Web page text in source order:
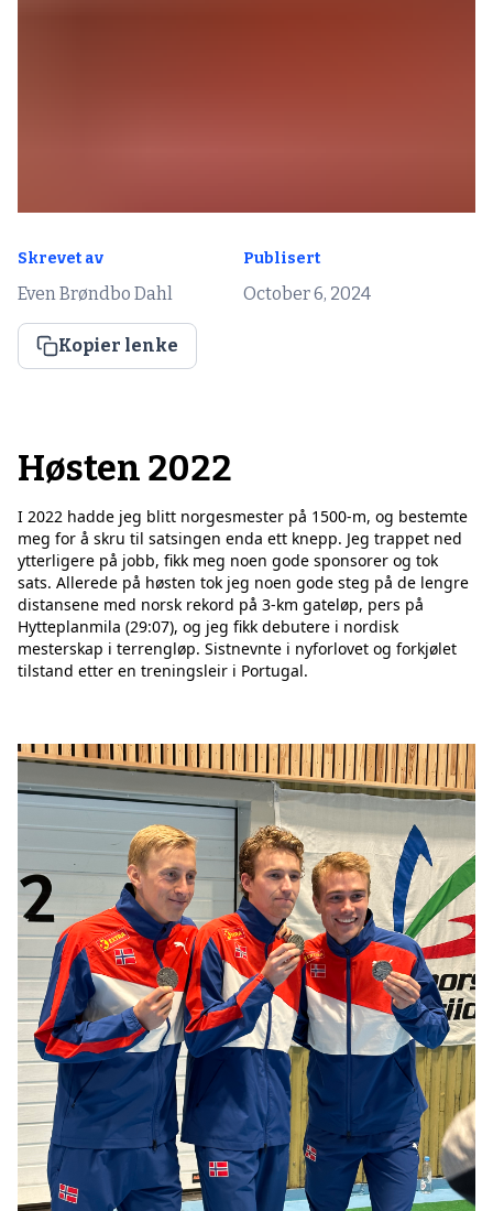
Skrevet av
Even Brøndbo Dahl
Publisert
October 6, 2024
Kopier lenke
Høsten 2022
I 2022 hadde jeg blitt norgesmester på 1500-m, og bestemte
meg for å skru til satsingen enda ett knepp. Jeg trappet ned
ytterligere på jobb, fikk meg noen gode sponsorer og tok
sats. Allerede på høsten tok jeg noen gode steg på de lengre
distansene med norsk rekord på 3-km gateløp, pers på
Hytteplanmila (29:07), og jeg fikk debutere i nordisk
mesterskap i terrengløp. Sistnevnte i nyforlovet og forkjølet
tilstand etter en treningsleir i Portugal.